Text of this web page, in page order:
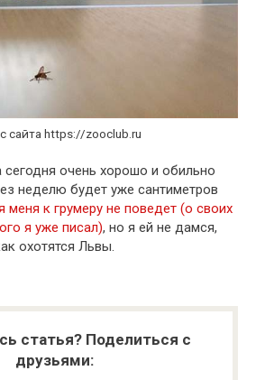
сайта https://zooclub.ru
сегодня очень хорошо и обильно
неделю будет уже сантиметров
меня к грумеру не поведет (о своих
я уже писал), но я ей не дамся,
охотятся Львы.
статья? Поделиться с
друзьями: